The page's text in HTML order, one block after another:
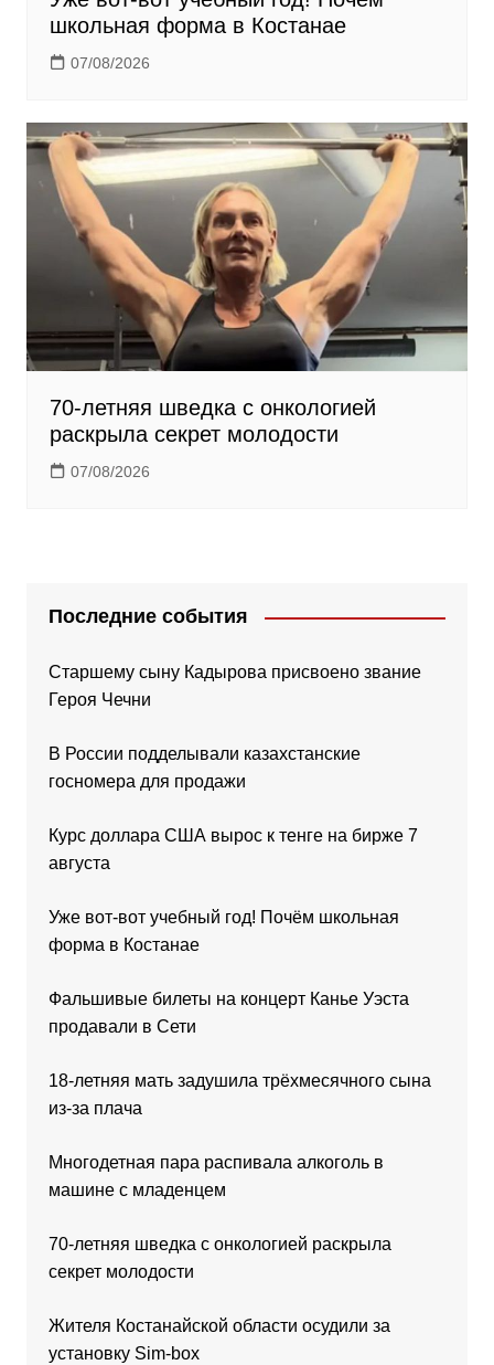
школьная форма в Костанае
07/08/2026
70-летняя шведка с онкологией
раскрыла секрет молодости
07/08/2026
Последние события
Старшему сыну Кадырова присвоено звание
Героя Чечни
В России подделывали казахстанские
госномера для продажи
Курс доллара США вырос к тенге на бирже 7
августа
Уже вот-вот учебный год! Почём школьная
форма в Костанае
Фальшивые билеты на концерт Канье Уэста
продавали в Сети
18-летняя мать задушила трёхмесячного сына
из-за плача
Многодетная пара распивала алкоголь в
машине с младенцем
70-летняя шведка с онкологией раскрыла
секрет молодости
Жителя Костанайской области осудили за
установку Sim-box